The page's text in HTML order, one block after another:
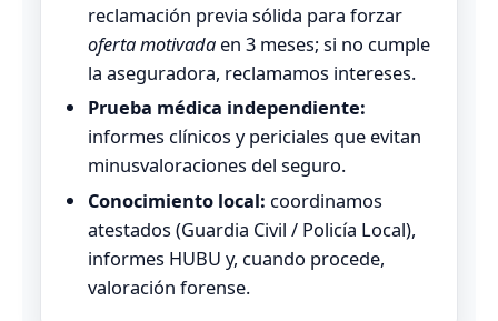
reclamación previa sólida para forzar
oferta motivada en 3 meses; si no cumple
la aseguradora, reclamamos intereses.
Prueba médica independiente:
informes clínicos y periciales que evitan
minusvaloraciones del seguro.
Conocimiento local: coordinamos
atestados (Guardia Civil / Policía Local),
informes HUBU y, cuando procede,
valoración forense.